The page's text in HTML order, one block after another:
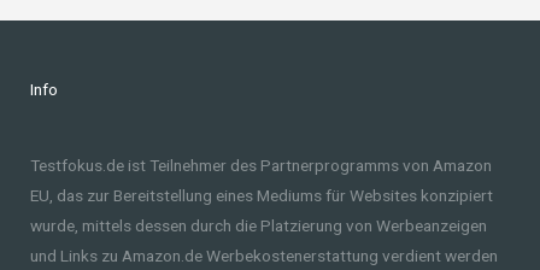
Info
Testfokus.de ist Teilnehmer des Partnerprogramms von Amazon
EU, das zur Bereitstellung eines Mediums für Websites konzipiert
wurde, mittels dessen durch die Platzierung von Werbeanzeigen
und Links zu Amazon.de Werbekostenerstattung verdient werden